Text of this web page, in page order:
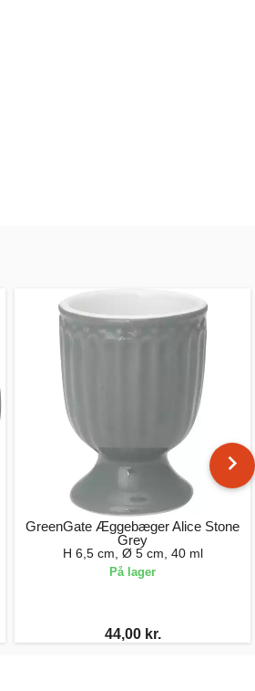
GreenGate Æggebæger Alice Stone
Grey
H 6,5 cm, Ø 5 cm, 40 ml
På lager
44,00 kr.